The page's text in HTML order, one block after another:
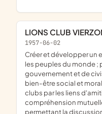
LIONS CLUB
1957-06-02
créer et développer un esprit de compréhension entre
les peuples du monde ;
gouvernement et de
bien-être social et
clubs par les liens
compréhension
permettant la